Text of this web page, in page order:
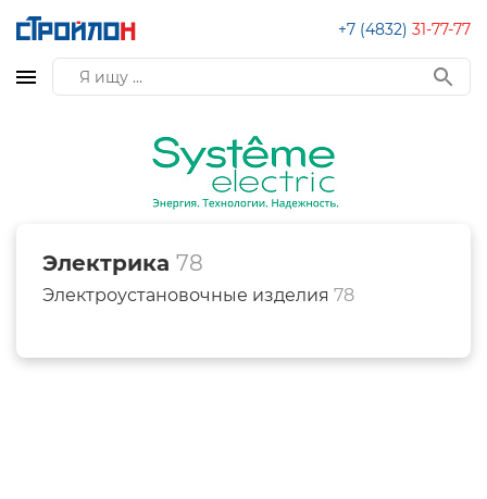
+7 (4832) 31-77-77
Электрика 78
Электроустановочные изделия 78